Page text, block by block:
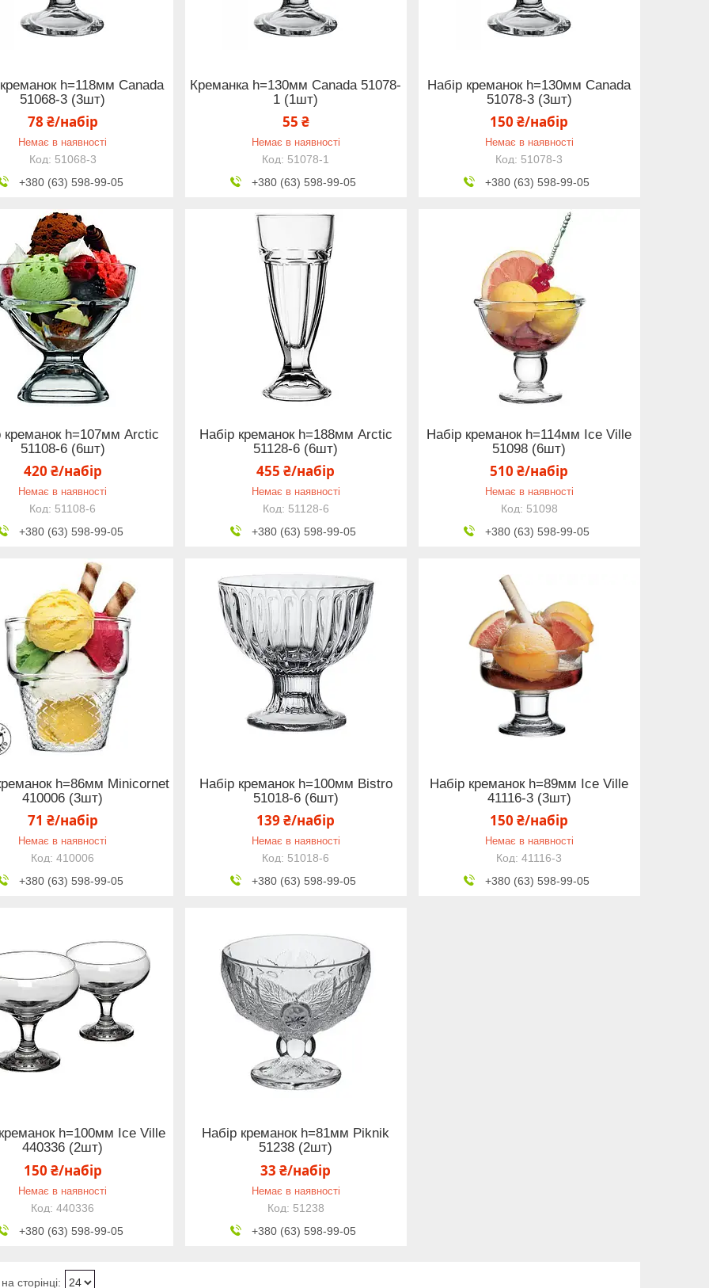
h=118мм Canada
51068-3 (3шт)
78 ₴/набір
Немає в наявності
51068-3
+380 (63) 598-99-05
Креманка h=130мм Canada 51078-
1 (1шт)
55 ₴
Немає в наявності
51078-1
+380 (63) 598-99-05
Набір креманок h=130мм Canada
51078-3 (3шт)
150 ₴/набір
Немає в наявності
51078-3
+380 (63) 598-99-05
креманок h=107мм Arctic
51108-6 (6шт)
420 ₴/набір
Немає в наявності
51108-6
+380 (63) 598-99-05
Набір креманок h=188мм Arctic
51128-6 (6шт)
455 ₴/набір
Немає в наявності
51128-6
+380 (63) 598-99-05
Набір креманок h=114мм Ice Ville
51098 (6шт)
510 ₴/набір
Немає в наявності
51098
+380 (63) 598-99-05
h=86мм Minicornet
410006 (3шт)
71 ₴/набір
Немає в наявності
410006
+380 (63) 598-99-05
Набір креманок h=100мм Bistro
51018-6 (6шт)
139 ₴/набір
Немає в наявності
51018-6
+380 (63) 598-99-05
Набір креманок h=89мм Ice Ville
41116-3 (3шт)
150 ₴/набір
Немає в наявності
41116-3
+380 (63) 598-99-05
h=100мм Ice Ville
440336 (2шт)
150 ₴/набір
Немає в наявності
440336
+380 (63) 598-99-05
Набір креманок h=81мм Piknik
51238 (2шт)
33 ₴/набір
Немає в наявності
51238
+380 (63) 598-99-05